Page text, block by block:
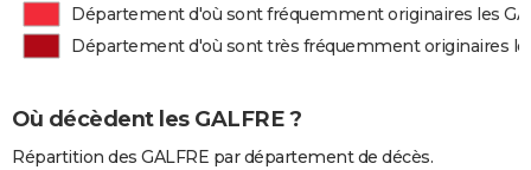
Département d'où sont fréquemment originaires les
Département d'où sont très fréquemment originaires
Où décèdent les GALFRE ?
Répartition des GALFRE par département de décès.